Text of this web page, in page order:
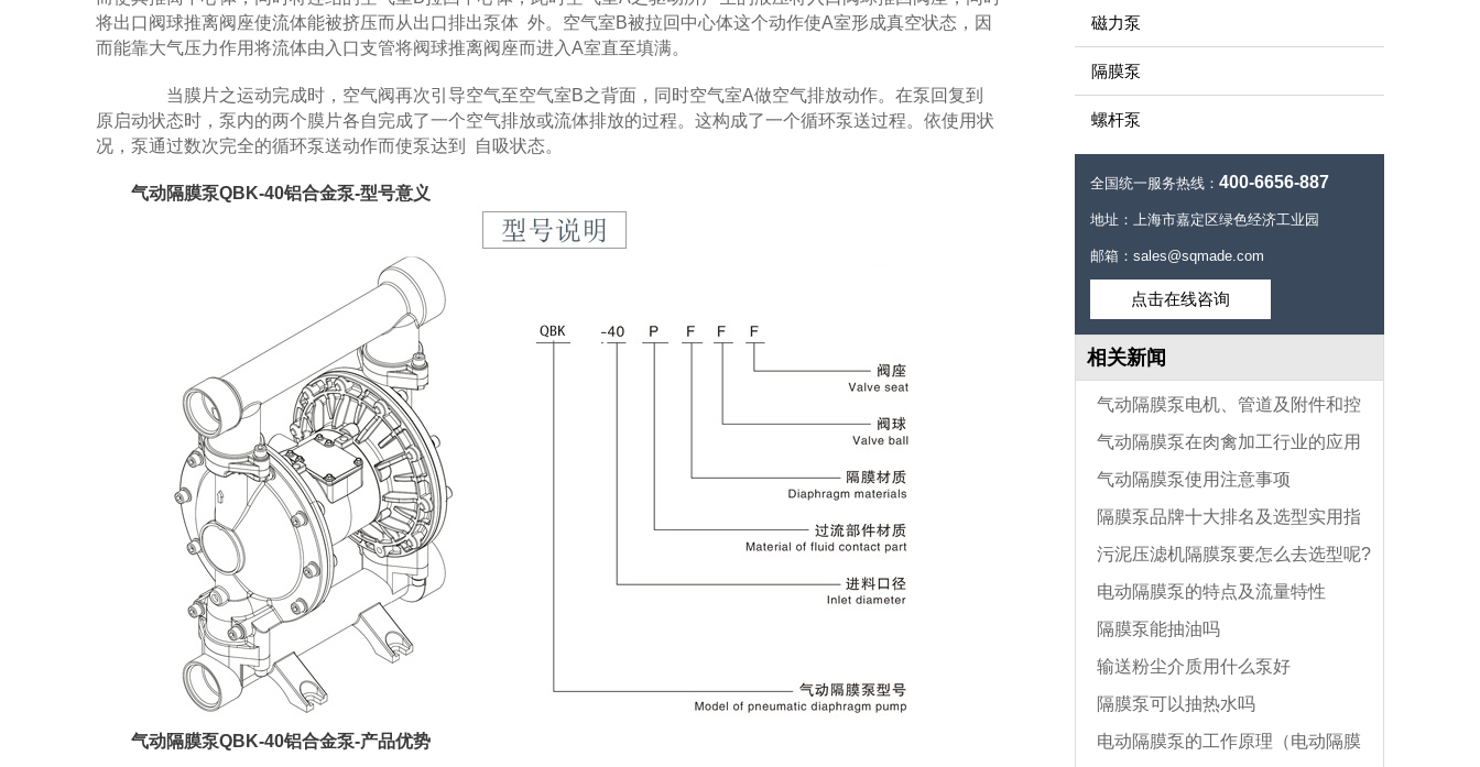
将出口阀球推离阀座使流体能被挤压而从出口排出泵体 外。空气室B被拉回中心体这个动作使A室形成真空状态，因
而能靠大气压力作用将流体由入口支管将阀球推离阀座而进入A室直至填满。
当膜片之运动完成时，空气阀再次引导空气至空气室B之背面，同时空气室A做空气排放动作。在泵回复到
原启动状态时，泵内的两个膜片各自完成了一个空气排放或流体排放的过程。这构成了一个循环泵送过程。依使用状
况，泵通过数次完全的循环泵送动作而使泵达到 自吸状态。
气动隔膜泵QBK-40铝合金泵-型号意义
气动隔膜泵QBK-40铝合金泵-产品优势
磁力泵
隔膜泵
螺杆泵
全国统一服务热线：400-6656-887
地址：上海市嘉定区绿色经济工业园
邮箱：sales@sqmade.com
点击在线咨询
相关新闻
气动隔膜泵电机、管道及附件和控
制柜的保养
气动隔膜泵在肉禽加工行业的应用
气动隔膜泵使用注意事项
隔膜泵品牌十大排名及选型实用指
污泥压滤机隔膜泵要怎么去选型呢?
电动隔膜泵的特点及流量特性
隔膜泵能抽油吗
输送粉尘介质用什么泵好
隔膜泵可以抽热水吗
电动隔膜泵的工作原理（电动隔膜